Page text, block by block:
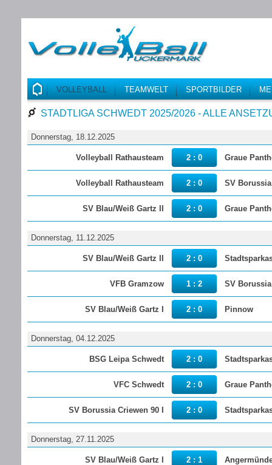
VOLLEYBALL TEAMWELT SPORTBILDER
STADTLIGA SCHWEDT 2025/2026 - ALLE
Donnerstag, 18.12.2025
Volleyball Rathausteam 2 : 0 Graue
Volleyball Rathausteam 2 : 0 SV
SV Blau/Weiß Gartz II 2 : 0 Graue
Donnerstag, 11.12.2025
SV Blau/Weiß Gartz II 2 : 0
VFB Gramzow 1 : 2 SV
SV Blau/Weiß Gartz I 2 : 0 Pinnow
Donnerstag, 04.12.2025
BSG Leipa Schwedt 2 : 0
VFC Schwedt 2 : 0 Graue
SV Borussia Criewen 90 I 2 : 0
Donnerstag, 27.11.2025
SV Blau/Weiß Gartz I 2 : 1